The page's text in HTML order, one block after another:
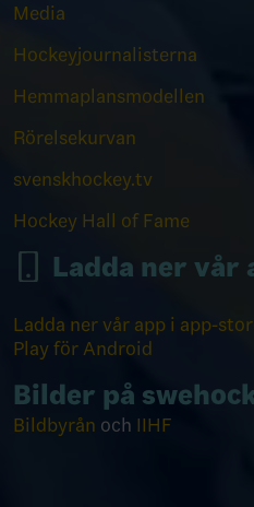
Media
Hockeyjournalisterna
Hemmaplansmodellen
Rörelsekurvan
svenskhockey.tv
Hockey Hall of Fame
Ladda ner vår
Ladda ner vår app i app-
Play för Android
Bilder på
Bildbyrån och IIHF